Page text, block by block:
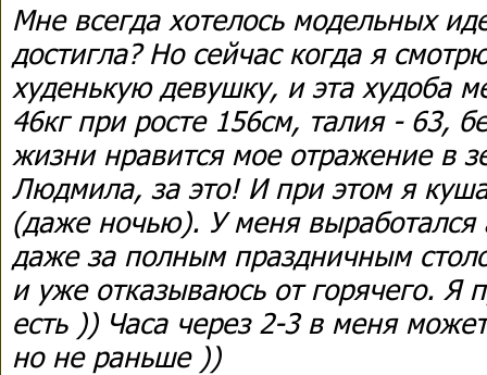
Мне всегда хотелось модельных
достигла? Но сейчас когда я
худенькую девушку, и эта худоба
46кг при росте 156см, талия - 63,
жизни нравится мое отражение в
Людмила, за это! И при этом я
(даже ночью). У меня выработался
даже за полным праздничным
и уже отказываюсь от горячего. Я
есть )) Часа через 2-3 в меня
но не раньше ))